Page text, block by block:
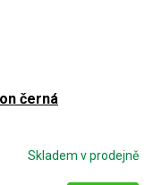
černá
Skladem v prodejně